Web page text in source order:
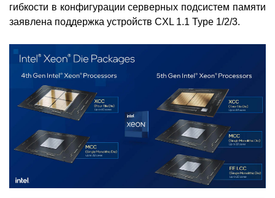
гибкости в конфигурации серверных подсистем памяти
заявлена поддержка устройств CXL 1.1 Type 1/2/3.